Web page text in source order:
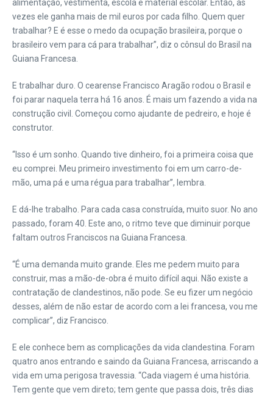
alimentação, vestimenta, escola e material escolar. Então, às
vezes ele ganha mais de mil euros por cada filho. Quem quer
trabalhar? E é esse o medo da ocupação brasileira, porque o
brasileiro vem para cá para trabalhar”, diz o cônsul do Brasil na
Guiana Francesa.
E trabalhar duro. O cearense Francisco Aragão rodou o Brasil e
foi parar naquela terra há 16 anos. É mais um fazendo a vida na
construção civil. Começou como ajudante de pedreiro, e hoje é
construtor.
“Isso é um sonho. Quando tive dinheiro, foi a primeira coisa que
eu comprei. Meu primeiro investimento foi em um carro-de-
mão, uma pá e uma régua para trabalhar”, lembra.
E dá-lhe trabalho. Para cada casa construída, muito suor. No ano
passado, foram 40. Este ano, o ritmo teve que diminuir porque
faltam outros Franciscos na Guiana Francesa.
“É uma demanda muito grande. Eles me pedem muito para
construir, mas a mão-de-obra é muito difícil aqui. Não existe a
contratação de clandestinos, não pode. Se eu fizer um negócio
desses, além de não estar de acordo com a lei francesa, vou me
complicar”, diz Francisco.
E ele conhece bem as complicações da vida clandestina. Foram
quatro anos entrando e saindo da Guiana Francesa, arriscando a
vida em uma perigosa travessia. “Cada viagem é uma história.
Tem gente que vem direto; tem gente que passa dois, três dias